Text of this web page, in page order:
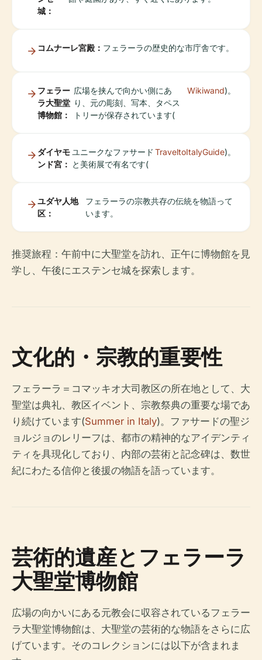
城：
コムナーレ宮殿： フェラーラの歴史的な市庁舎です。
フェラー
ラ大聖堂
博物館：
広場を挟んで向かい側にあ
り、元の彫刻、写本、タペス
トリーが保存されています(
Wikiwand)。
ダイヤモ
ンド宮：
ユニークなファサード
と美術展で有名です(
TraveltoItalyGuide)。
ユダヤ人地
区：
フェラーラの宗教共存の伝統を物語って
います。
推奨旅程：午前中に大聖堂を訪れ、正午に博物館を見
学し、午後にエステンセ城を探索します。
文化的・宗教的重要性
フェラーラ＝コマッキオ大司教区の所在地として、大
聖堂は典礼、教区イベント、宗教祭典の重要な場であ
り続けています(Summer in Italy)。ファサードの聖ジ
ョルジョのレリーフは、都市の精神的なアイデンティ
ティを具現化しており、内部の芸術と記念碑は、数世
紀にわたる信仰と後援の物語を語っています。
芸術的遺産とフェラーラ
大聖堂博物館
広場の向かいにある元教会に収容されているフェラー
ラ大聖堂博物館は、大聖堂の芸術的な物語をさらに広
げています。そのコレクションには以下が含まれま